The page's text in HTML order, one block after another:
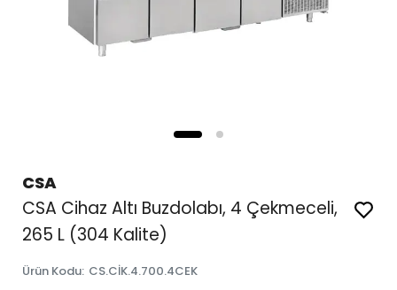
CSA
CSA Cihaz Altı Buzdolabı, 4 Çekmeceli,
265 L (304 Kalite)
Ürün Kodu: CS.CİK.4.700.4CEK